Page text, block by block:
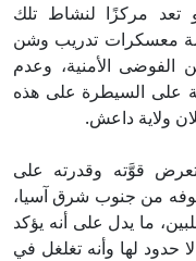
تعد مركزًا لنشاط تلك
معسكرات تدريب وشن
الأمنية، وعدم
على السيطرة على هذه
ولاية داعش.
قوَّته وقدرته على
من جنوب شرق آسيا،
ما يدل على أنه يؤكد
حدود لها وأنه تغلغل في